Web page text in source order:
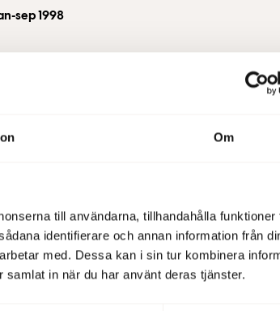
Om
till användarna, tillhandahålla funktioner
identifierare och annan information från
med. Dessa kan i sin tur kombinera
in när du har använt deras tjänster.
sep 1998
till kvarvarande
i Malmö